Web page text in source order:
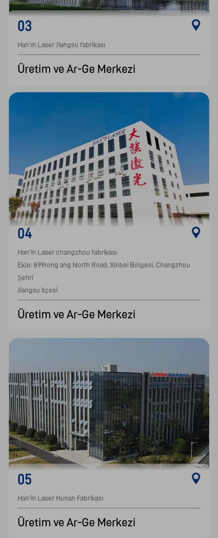
03
Üretim ve Ar-Ge Merkezi
04
Han'in Laser changzhou fabrikası
Ekle: 899rong ang North Road, Xinbei Bölgesi, Changzhou
Şehri
Üretim ve Ar-Ge Merkezi
05
Üretim ve Ar-Ge Merkezi